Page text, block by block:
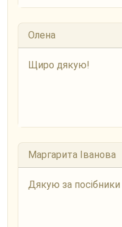
Олена
Щиро дякую!
Маргарита Іванова
Дякую за посібники